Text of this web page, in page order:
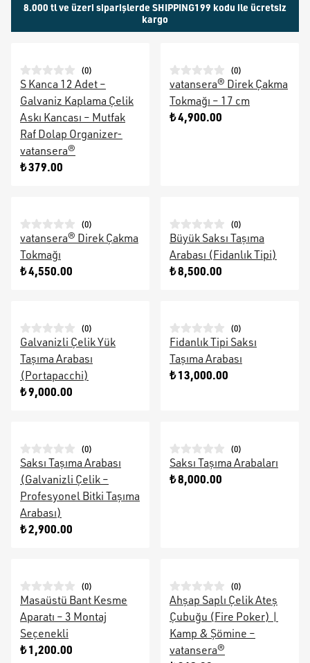
8.000 tl ve üzeri siparişlerde SHIPPING199 kodu ile ücretsiz
kargo
(0)
S Kanca 12 Adet –
Galvaniz Kaplama Çelik
Askı Kancası – Mutfak
Raf Dolap Organizer-
vatansera®
₺ 379.00
(0)
vatansera® Direk Çakma
Tokmağı – 17 cm
₺ 4,900.00
(0)
vatansera® Direk Çakma
Tokmağı
₺ 4,550.00
(0)
Büyük Saksı Taşıma
Arabası (Fidanlık Tipi)
₺ 8,500.00
(0)
Galvanizli Çelik Yük
Taşıma Arabası
(Portapacchi)
₺ 9,000.00
(0)
Fidanlık Tipi Saksı
Taşıma Arabası
₺ 13,000.00
(0)
Saksı Taşıma Arabası
(Galvanizli Çelik –
Profesyonel Bitki Taşıma
Arabası)
₺ 2,900.00
(0)
Saksı Taşıma Arabaları
₺ 8,000.00
(0)
Masaüstü Bant Kesme
Aparatı – 3 Montaj
Seçenekli
₺ 1,200.00
(0)
Ahşap Saplı Çelik Ateş
Çubuğu (Fire Poker) |
Kamp & Şömine –
vatansera®